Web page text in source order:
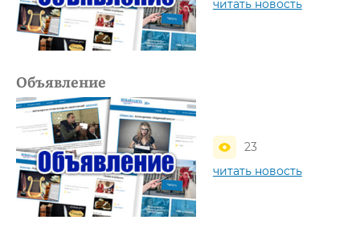
читать новость
Объявление
23
читать новость